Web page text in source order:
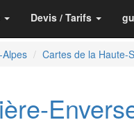
Devis / Tarifs
Cartes de la Haute-